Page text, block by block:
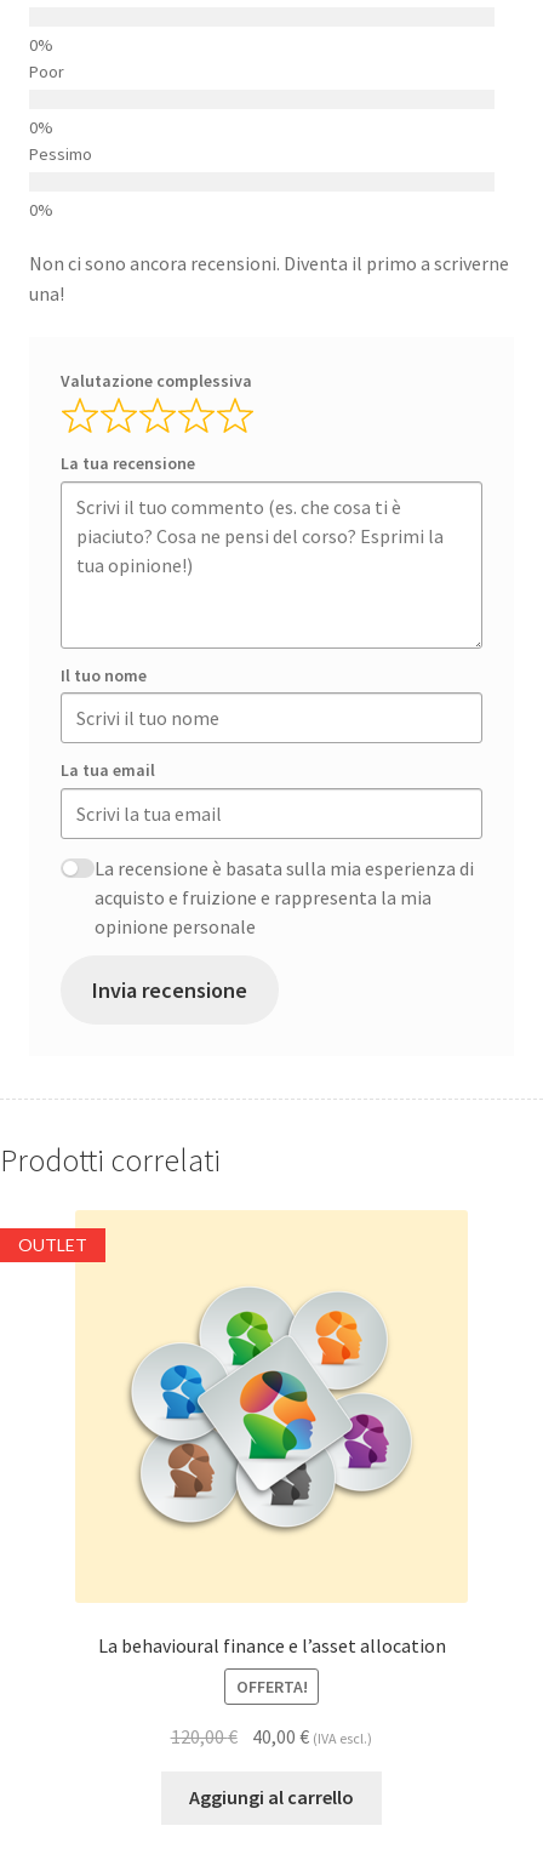
Poor
Pessimo
Non ci sono ancora recensioni. Diventa il primo a scriverne
una!
Valutazione complessiva
La tua recensione
Il tuo nome
La tua email
La recensione è basata sulla mia esperienza di
acquisto e fruizione e rappresenta la mia
opinione personale
Invia recensione
Prodotti correlati
OUTLET
La behavioural finance e l’asset allocation
OFFERTA!
120,00€ 40,00€ (IVA escl.)
Aggiungi al carrello